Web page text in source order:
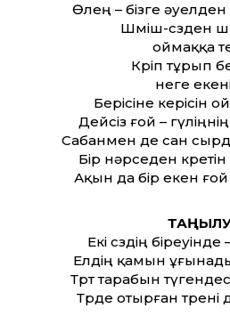
Өлең – бізге
Шөміш-сөзден
оймаққа
Көріп тұрып
неге
Берісіне керісін
Дейсіз ғой –
Сабанмен де сан
Бір нәрседен
Ақын да бір екен
Екі сөздің
Елдің қамын
Төрт тарабын
Төрде отырған төрені